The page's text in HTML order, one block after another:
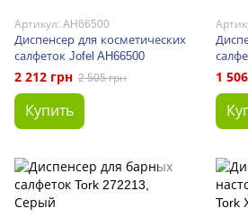
Артикул: AH66500
Диспенсер для косметических
салфеток Jofel AH66500
2 212 грн 2 505 грн
Купить
1